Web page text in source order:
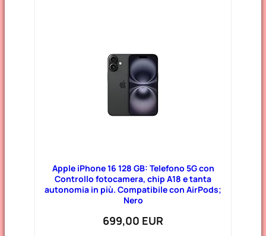
Apple iPhone 16 128 GB: Telefono 5G con
Controllo fotocamera, chip A18 e tanta
autonomia in più. Compatibile con AirPods;
Nero
699,00 EUR